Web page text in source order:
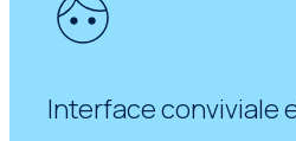
Interface conviviale